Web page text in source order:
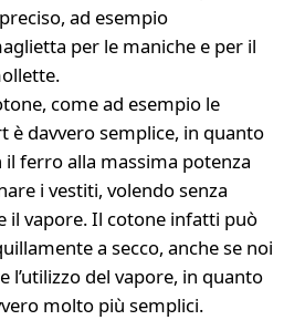
ad esempio
per le maniche e per il
come ad esempio le
è davvero semplice, in quanto
ferro alla massima potenza
i vestiti, volendo senza
il vapore. Il cotone infatti può
a secco, anche se noi
l’utilizzo del vapore, in quanto
molto più semplici.